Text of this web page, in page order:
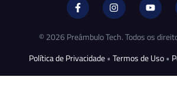
© 2026 Preâmbulo Tech. Todos os
Política de Privacidade• Termos de Uso•